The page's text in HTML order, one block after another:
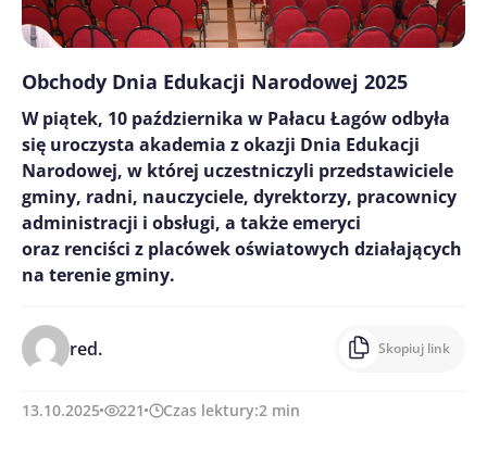
Obchody Dnia Edukacji Narodowej 2025
W piątek, 10 października w Pałacu Łagów odbyła
się uroczysta akademia z okazji Dnia Edukacji
Narodowej, w której uczestniczyli przedstawiciele
gminy, radni, nauczyciele, dyrektorzy, pracownicy
administracji i obsługi, a także emeryci
oraz renciści z placówek oświatowych działających
na terenie gminy.
red. Skopiuj link
13.10.2025 221 Czas lektury:2 min